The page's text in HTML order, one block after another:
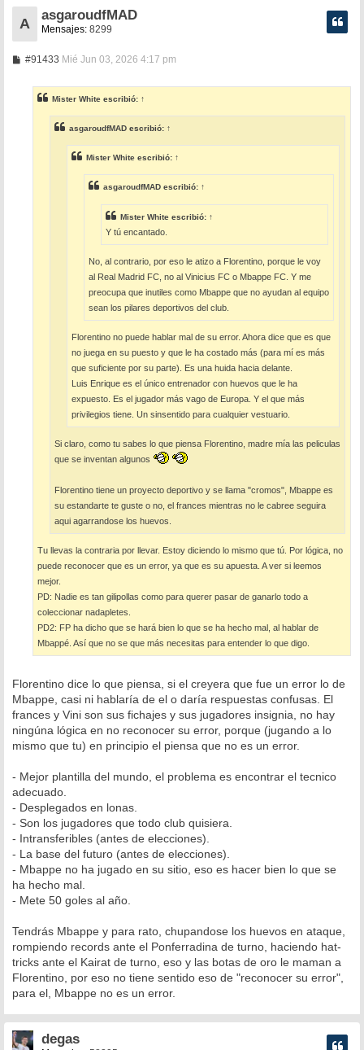
A
asgaroudfMAD
Mensajes: 8299
#91433M
a
j
e
Mié Jun 03, 2026 4:17 pm
Mister White escribió: ↑
asgaroudfMAD escribió: ↑
Mister White escribió: ↑
asgaroudfMAD escribió: ↑
Mister White escribió: ↑
Y tú encantado.
No, al contrario, por eso le atizo a Florentino, porque le voy
al Real Madrid FC, no al Vinicius FC o Mbappe FC. Y me
preocupa que inutiles como Mbappe que no ayudan al equipo
sean los pilares deportivos del club.
Florentino no puede hablar mal de su error. Ahora dice que es que
no juega en su puesto y que le ha costado más (para mí es más
que suficiente por su parte). Es una huida hacia delante.
Luis Enrique es el único entrenador con huevos que le ha
expuesto. Es el jugador más vago de Europa. Y el que más
privilegios tiene. Un sinsentido para cualquier vestuario.
Si claro, como tu sabes lo que piensa Florentino, madre mía las peliculas
que se inventan algunos
Florentino tiene un proyecto deportivo y se llama "cromos", Mbappe es
su estandarte te guste o no, el frances mientras no le cabree seguira
aqui agarrandose los huevos.
Tu llevas la contraria por llevar. Estoy diciendo lo mismo que tú. Por lógica, no
puede reconocer que es un error, ya que es su apuesta. A ver si leemos
mejor.
PD: Nadie es tan gilipollas como para querer pasar de ganarlo todo a
coleccionar nadapletes.
PD2: FP ha dicho que se hará bien lo que se ha hecho mal, al hablar de
Mbappé. Así que no se que más necesitas para entender lo que digo.
Florentino dice lo que piensa, si el creyera que fue un error lo de
Mbappe, casi ni hablaría de el o daría respuestas confusas. El
frances y Vini son sus fichajes y sus jugadores insignia, no hay
ningúna lógica en no reconocer su error, porque (jugando a lo
mismo que tu) en principio el piensa que no es un error.
- Mejor plantilla del mundo, el problema es encontrar el tecnico
adecuado.
- Desplegados en lonas.
- Son los jugadores que todo club quisiera.
- Intransferibles (antes de elecciones).
- La base del futuro (antes de elecciones).
- Mbappe no ha jugado en su sitio, eso es hacer bien lo que se
ha hecho mal.
- Mete 50 goles al año.
Tendrás Mbappe y para rato, chupandose los huevos en ataque,
rompiendo records ante el Ponferradina de turno, haciendo hat-
tricks ante el Kairat de turno, eso y las botas de oro le maman a
Florentino, por eso no tiene sentido eso de "reconocer su error",
para el, Mbappe no es un error.
degas